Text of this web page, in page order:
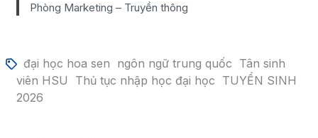
Phòng Marketing – Truyền thông
đại học hoa sen ngôn ngữ trung quốc Tân sinh
viên HSU
Thủ tục nhập học đại học TUYỂN SINH
2026